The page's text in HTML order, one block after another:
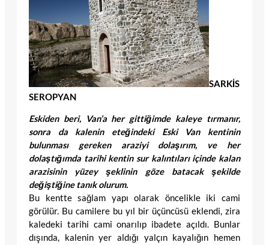
SARKİS
SEROPYAN
Eskiden beri, Van’a her gittiğimde kaleye tırmanır,
sonra da kalenin eteğindeki Eski Van kentinin
bulunması gereken araziyi dolaşırım, ve her
dolaştığımda tarihi kentin sur kalıntıları içinde kalan
arazisinin yüzey şeklinin göze batacak şekilde
değiştiğine tanık olurum.
Bu kentte sağlam yapı olarak öncelikle iki cami
görülür. Bu camilere bu yıl bir üçüncüsü eklendi, zira
kaledeki tarihi cami onarılıp ibadete açıldı. Bunlar
dışında, kalenin yer aldığı yalçın kayalığın hemen